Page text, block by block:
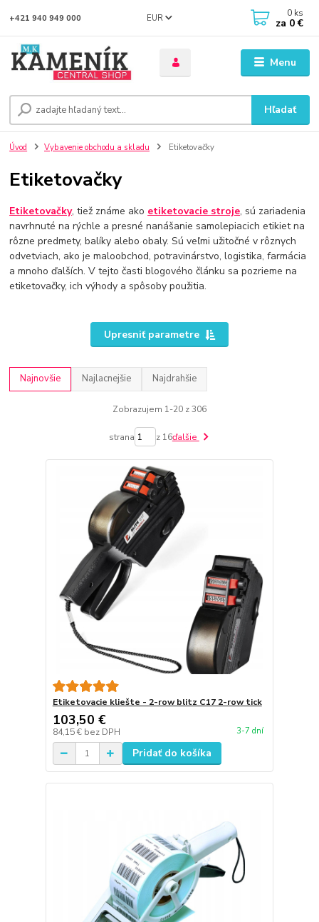
Menu
EUR
Hľadať
+421 940 949 000 0 ks
za 0 €
Úvod Vybavenie obchodu a skladu Etiketovačky
Etiketovačky
Etiketovačky, tiež známe ako etiketovacie stroje, sú zariadenia
navrhnuté na rýchle a presné nanášanie samolepiacich etikiet na
rôzne predmety, balíky alebo obaly. Sú veľmi užitočné v rôznych
odvetviach, ako je maloobchod, potravinárstvo, logistika, farmácia
a mnoho ďalších. V tejto časti blogového článku sa pozrieme na
etiketovačky, ich výhody a spôsoby použitia.
Upresniť parametre
Najnovšie Najlacnejšie Najdrahšie
Zobrazujem 1-20 z 306
strana z 16ďalšie
Etiketovacie kliešte - 2-row blitz C17 2-row tick
103,50 €
84,15 € bez DPH 3-7 dní
Pridať do košíka